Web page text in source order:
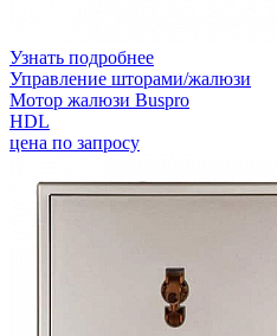
Узнать подробнее
Управление шторами/жалюзи
Мотор жалюзи Buspro
HDL
цена по запросу